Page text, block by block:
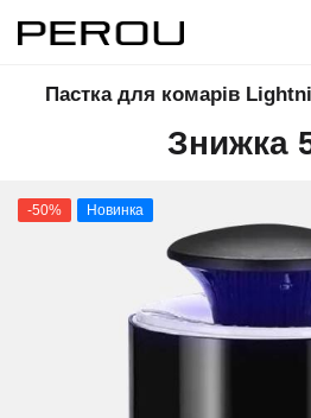
Пастка для комарів
Знижка
-50% Новинка